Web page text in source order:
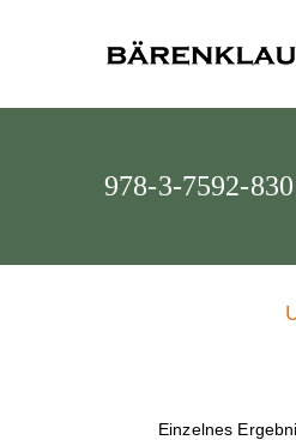
978-3-7592-
Einzelnes